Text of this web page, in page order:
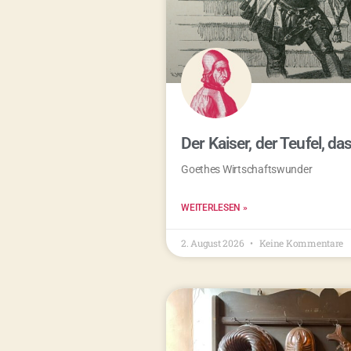
Der Kaiser, der Teufel,
Goethes Wirtschaftswunder
WEITERLESEN »
2. August 2026 Keine Kommentare